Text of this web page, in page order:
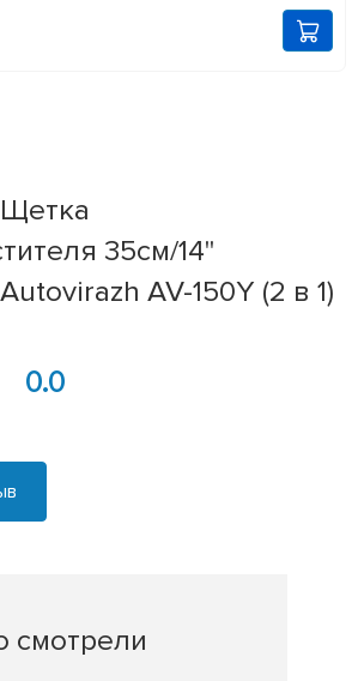
35см/14''
AV-150Y (2 в 1)
0.0
смотрели